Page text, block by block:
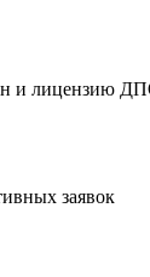
и лицензию
заявок